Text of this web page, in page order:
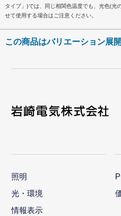
タイプ」)では、同じ相関色温度でも、光色(光
せて使用する場合はご注意ください。
この商品はバリエーション展
照明
光・環境
情報表示